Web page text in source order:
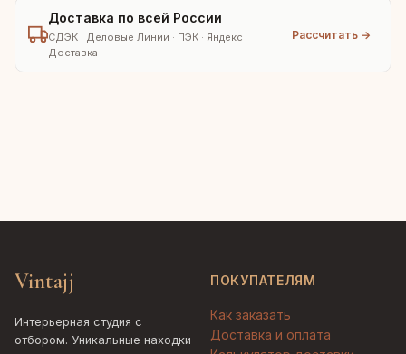
Доставка по всей России
СДЭК · Деловые Линии · ПЭК · Яндекс
Доставка
Рассчитать →
Vintajj
Интерьерная студия с
отбором. Уникальные находки
ПОКУПАТЕЛЯМ
Как заказать
Доставка и оплата